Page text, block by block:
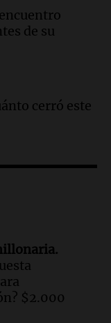
a
de carne y
en
de su
cerró este
$2.000